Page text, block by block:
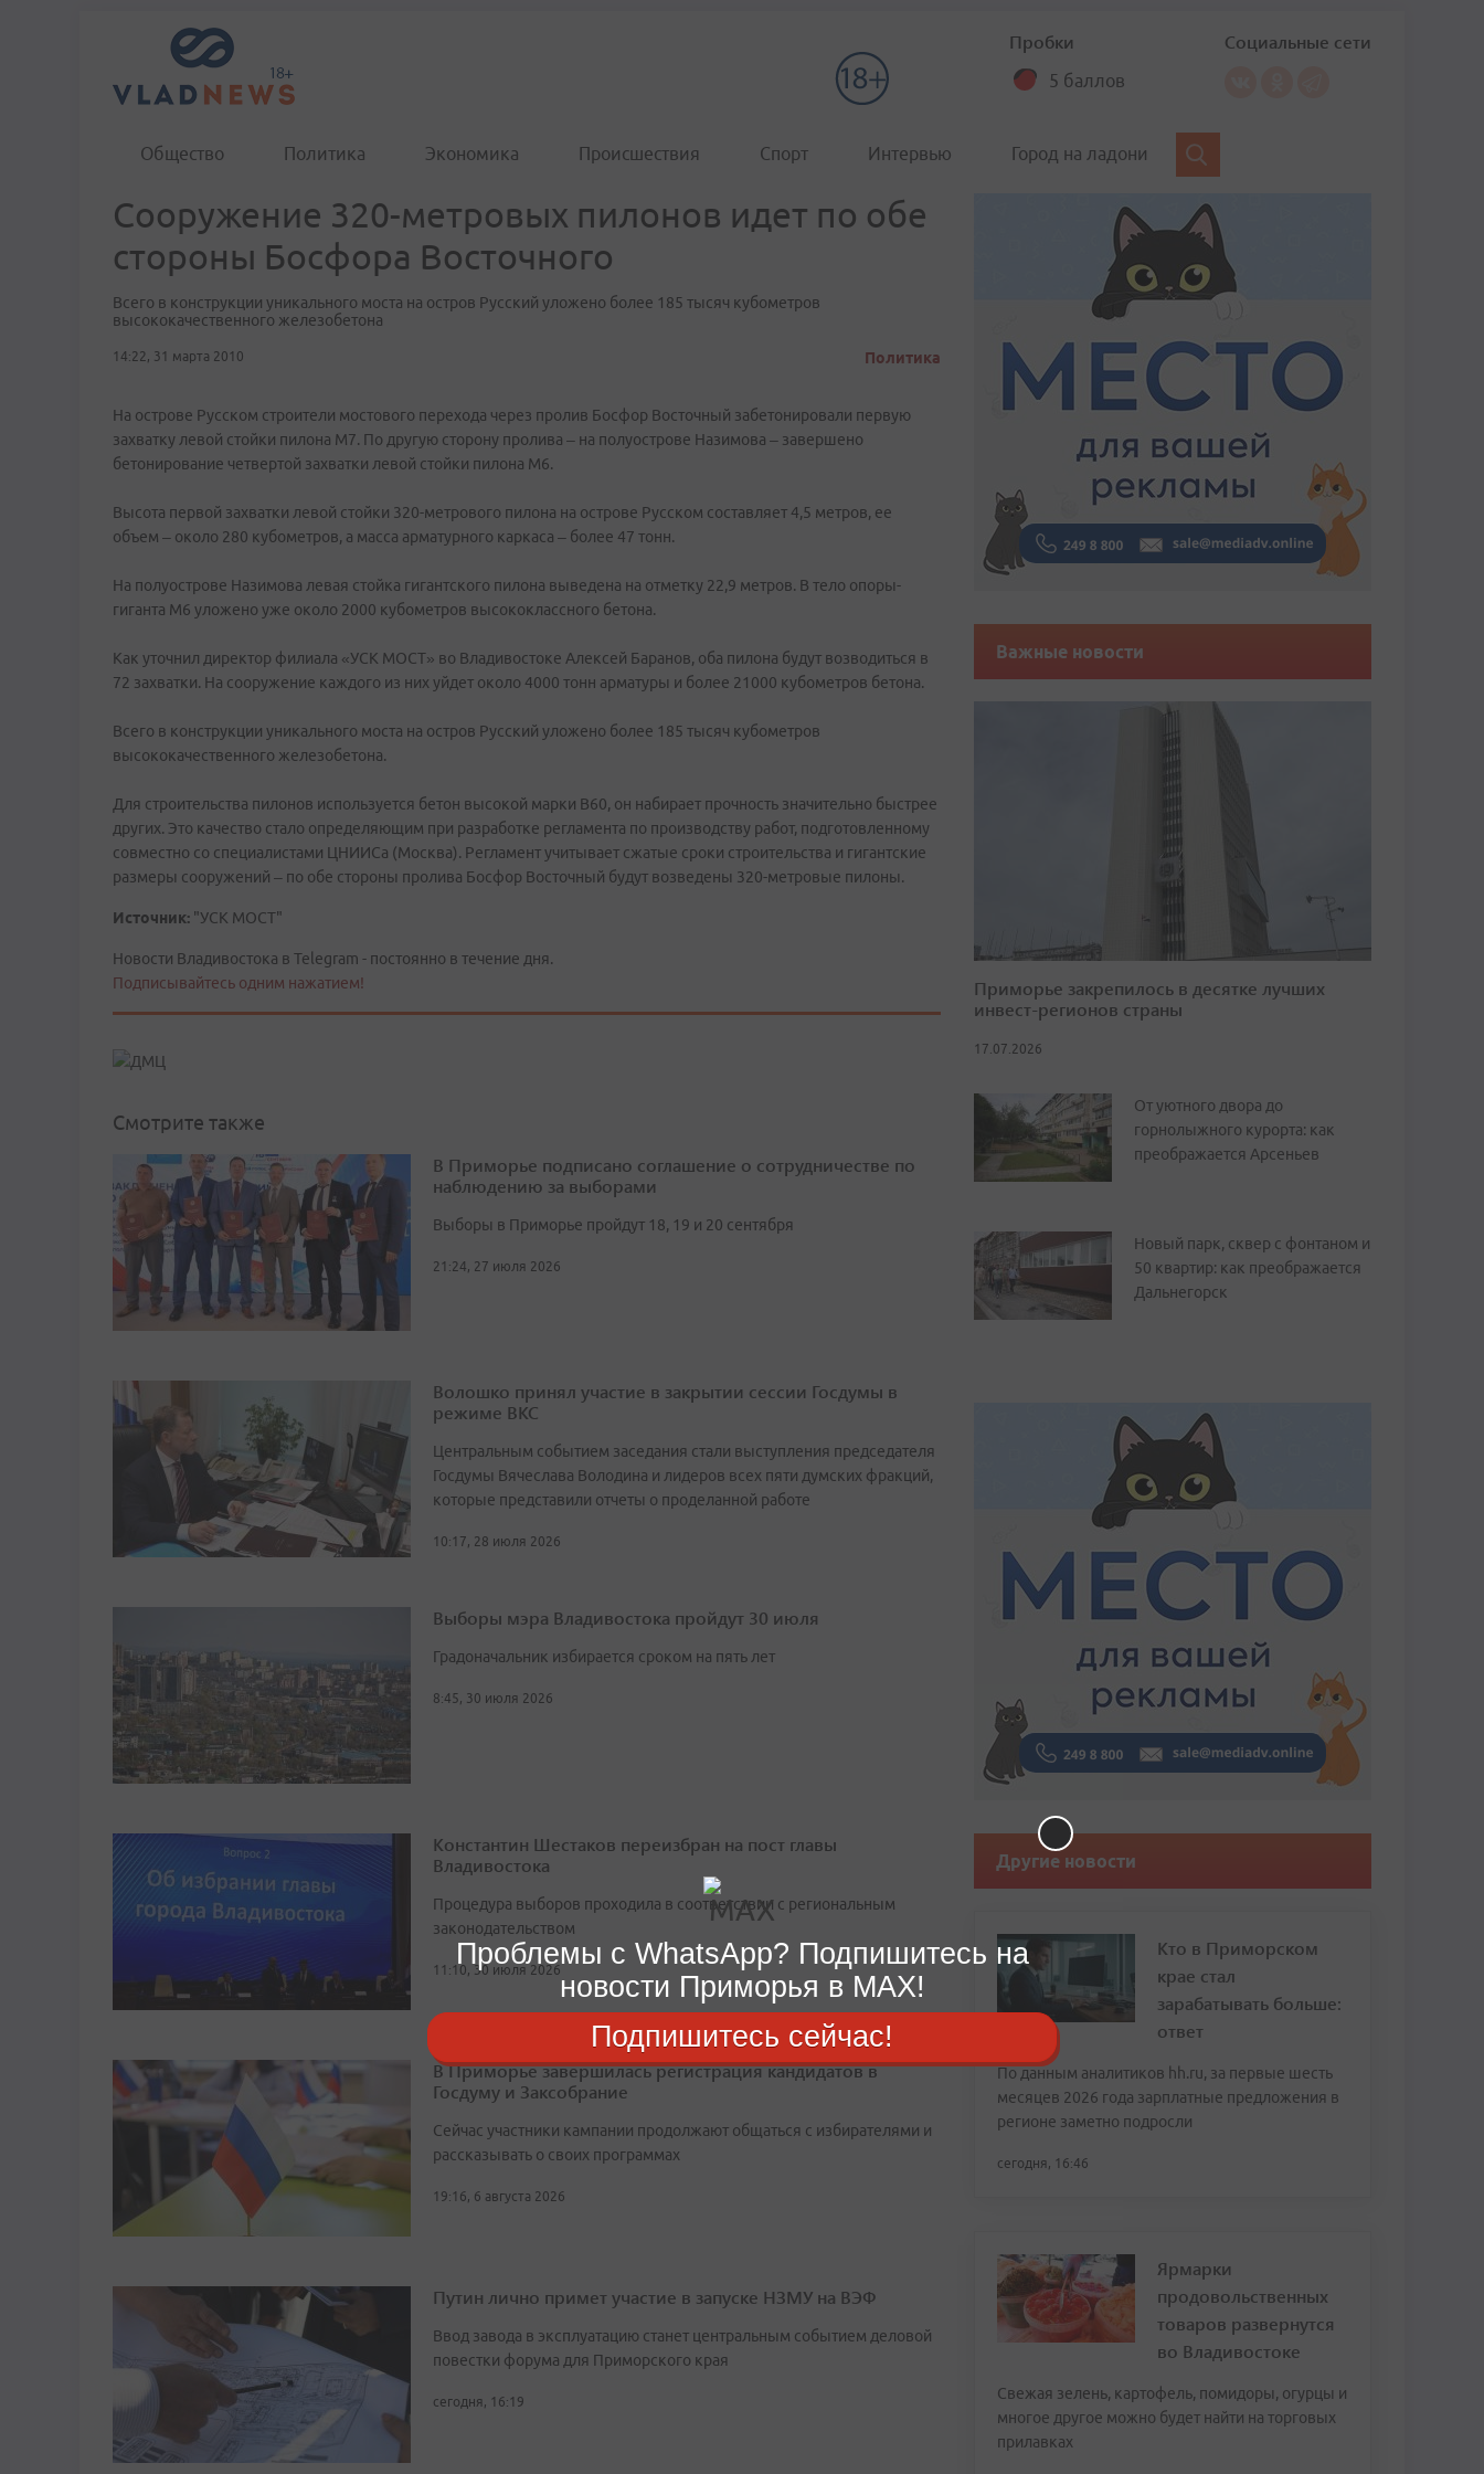
Пробки
5 баллов
Социальные сети
Общество Политика Экономика Происшествия Спорт Интервью Город на ладони
Сооружение 320-метровых пилонов идет по обе
стороны Босфора Восточного
Всего в конструкции уникального моста на остров Русский уложено более 185 тысяч кубометров
высококачественного железобетона
14:22, 31 марта 2010 Политика
На острове Русском строители мостового перехода через пролив Босфор Восточный забетонировали первую
захватку левой стойки пилона М7. По другую сторону пролива – на полуострове Назимова – завершено
бетонирование четвертой захватки левой стойки пилона М6.
Высота первой захватки левой стойки 320-метрового пилона на острове Русском составляет 4,5 метров, ее
объем – около 280 кубометров, а масса арматурного каркаса – более 47 тонн.
На полуострове Назимова левая стойка гигантского пилона выведена на отметку 22,9 метров. В тело опоры-
гиганта М6 уложено уже около 2000 кубометров высококлассного бетона.
Как уточнил директор филиала «УСК МОСТ» во Владивостоке Алексей Баранов, оба пилона будут возводиться в
72 захватки. На сооружение каждого из них уйдет около 4000 тонн арматуры и более 21000 кубометров бетона.
Всего в конструкции уникального моста на остров Русский уложено более 185 тысяч кубометров
высококачественного железобетона.
Для строительства пилонов используется бетон высокой марки В60, он набирает прочность значительно быстрее
других. Это качество стало определяющим при разработке регламента по производству работ, подготовленному
совместно со специалистами ЦНИИСа (Москва). Регламент учитывает сжатые сроки строительства и гигантские
размеры сооружений – по обе стороны пролива Босфор Восточный будут возведены 320-метровые пилоны.
Источник: "УСК МОСТ"
Новости Владивостока в Telegram - постоянно в течение дня.
Подписывайтесь одним нажатием!
Смотрите также
В Приморье подписано соглашение о сотрудничестве по
наблюдению за выборами
Выборы в Приморье пройдут 18, 19 и 20 сентября
21:24, 27 июля 2026
Волошко принял участие в закрытии сессии Госдумы в
режиме ВКС
Центральным событием заседания стали выступления председателя
Госдумы Вячеслава Володина и лидеров всех пяти думских фракций,
которые представили отчеты о проделанной работе
10:17, 28 июля 2026
Выборы мэра Владивостока пройдут 30 июля
Градоначальник избирается сроком на пять лет
8:45, 30 июля 2026
Константин Шестаков переизбран на пост главы
Владивостока
Процедура выборов проходила в соответствии с региональным
законодательством
11:10, 30 июля 2026
В Приморье завершилась регистрация кандидатов в
Госдуму и Заксобрание
Сейчас участники кампании продолжают общаться с избирателями и
рассказывать о своих программах
19:16, 6 августа 2026
Путин лично примет участие в запуске НЗМУ на ВЭФ
Ввод завода в эксплуатацию станет центральным событием деловой
повестки форума для Приморского края
сегодня, 16:19
Важные новости
Приморье закрепилось в десятке лучших
инвест-регионов страны
17.07.2026
От уютного двора до
горнолыжного курорта: как
преображается Арсеньев
Новый парк, сквер с фонтаном и
50 квартир: как преображается
Дальнегорск
Другие новости
Кто в Приморском
крае стал
зарабатывать больше:
ответ
По данным аналитиков hh.ru, за первые шесть
месяцев 2026 года зарплатные предложения в
регионе заметно подросли
сегодня, 16:46
Ярмарки
продовольственных
товаров развернутся
во Владивостоке
Свежая зелень, картофель, помидоры, огурцы и
многое другое можно будет найти на торговых
прилавках
Проблемы с WhatsApp? Подпишитесь на
новости Приморья в MAX!
Подпишитесь сейчас!